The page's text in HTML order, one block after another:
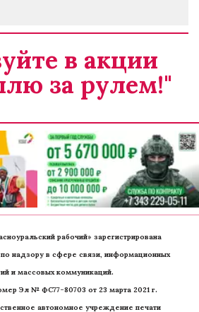
в акции
за рулем!"
рабочий» зарегистрирована
надзору в сфере связи, информационных
и массовых коммуникаций.
Эл № ФС77-80703 от 23 марта 2021 г.
автономное учреждение печати